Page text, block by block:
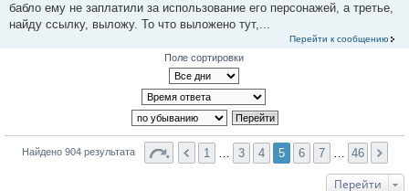
бабло ему не заплатили за использование его персонажей, а третье,
найду ссылку, выложу. То что выложено тут,...
Перейти к сообщению
Поле сортировки
Найдено 904 результата 1 3 4 5 6 7 46
Перейти